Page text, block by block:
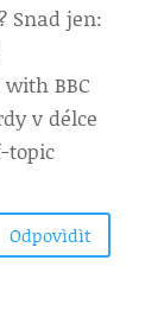
Snad jen:
BBC
v délce
topic
Odpovìdìt